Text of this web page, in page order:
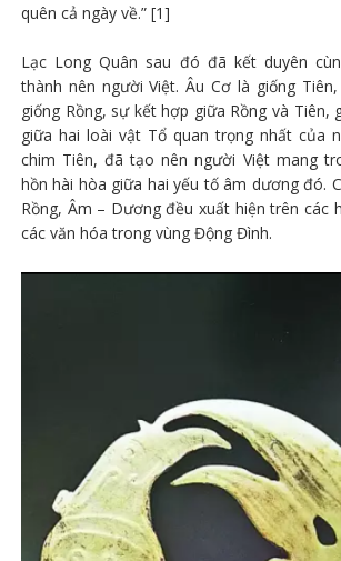
quên cả ngày về.” [1]
Lạc Long Quân sau đó đã kết duyên
thành nên người Việt. Âu Cơ là giống
giống Rồng, sự kết hợp giữa Rồng và Tiên,
giữa hai loài vật Tổ quan trọng nhất của
chim Tiên, đã tạo nên người Việt mang
hồn hài hòa giữa hai yếu tố âm dương đó.
Rồng, Âm – Dương đều xuất hiện trên các
các văn hóa trong vùng Động Đình.